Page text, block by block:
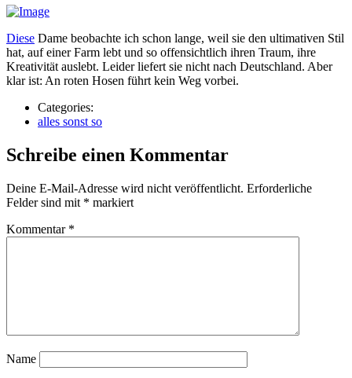
Diese Dame beobachte ich schon lange, weil sie den ultimativen Stil
hat, auf einer Farm lebt und so offensichtlich ihren Traum, ihre
Kreativität auslebt. Leider liefert sie nicht nach Deutschland. Aber
klar ist: An roten Hosen führt kein Weg vorbei.
Categories:
alles sonst so
Schreibe einen Kommentar
Deine E-Mail-Adresse wird nicht veröffentlicht. Erforderliche
Felder sind mit * markiert
Kommentar *
Name